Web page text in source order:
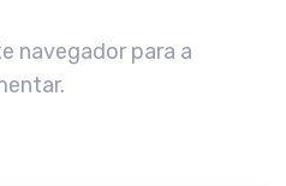
navegador para a